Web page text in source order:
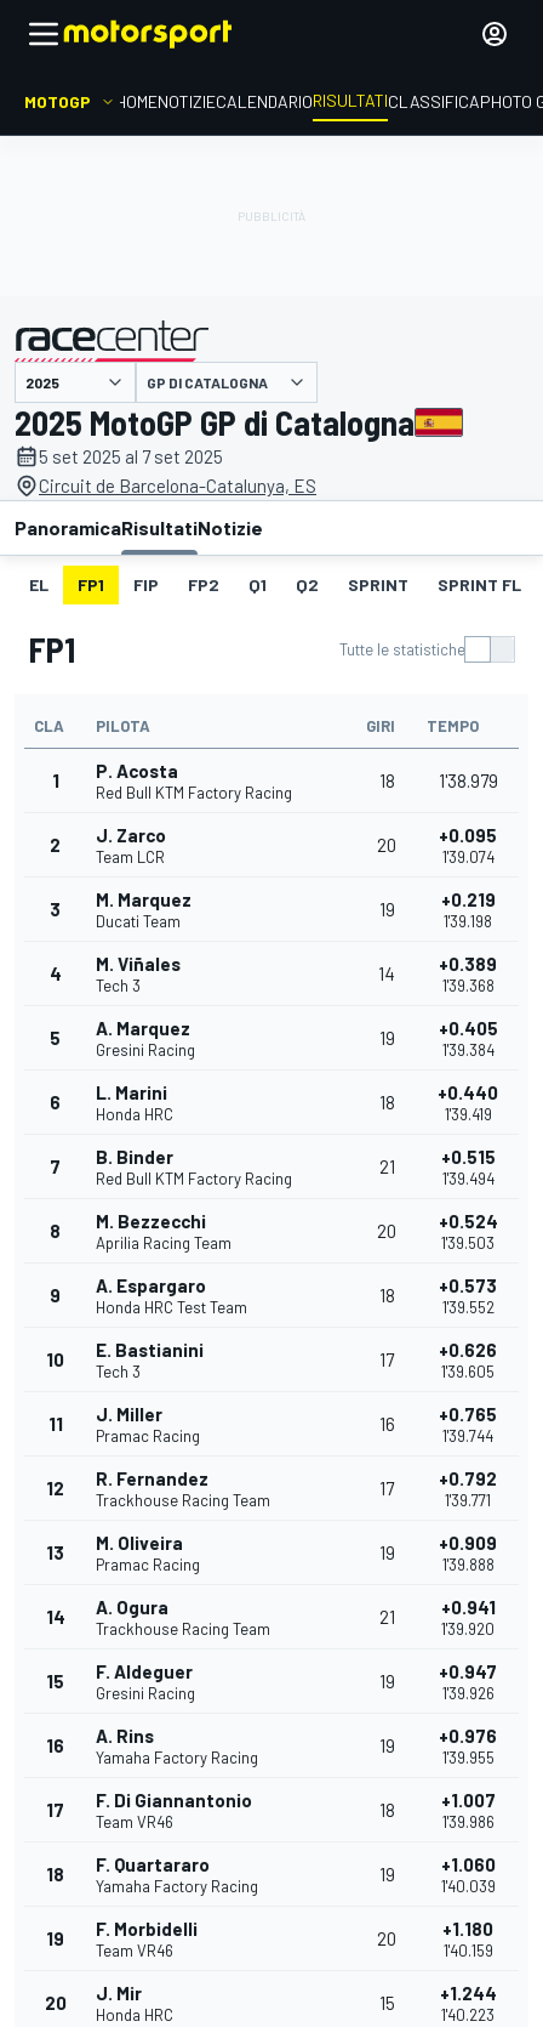
MOTOGP HOMENOTIZIECALENDARIORISULTATICLASSIFICAPHOTO
presentato da GP DI CATALOGNA
2025 MotoGP GP di Catalogna
5 set 2025 al 7 set 2025
Circuit de Barcelona-Catalunya, ES
PanoramicaRisultatiNotizie
EL FP1 FIP FP2 Q1 Q2 SPRINT SPRINT FL
FP1 Tutte le statistiche
CLA PILOTA GIRI TEMPO
1 P. Acosta
Red Bull KTM Factory Racing
18 1'38.979
2 J. Zarco
Team LCR
20 +0.095
1'39.074
3 M. Marquez
Ducati Team
19 +0.219
1'39.198
4 M. Viñales
Tech 3
14 +0.389
1'39.368
5 A. Marquez
Gresini Racing
19 +0.405
1'39.384
6 L. Marini
Honda HRC
18 +0.440
1'39.419
7 B. Binder
Red Bull KTM Factory Racing
21 +0.515
1'39.494
8 M. Bezzecchi
Aprilia Racing Team
20 +0.524
1'39.503
9 A. Espargaro
Honda HRC Test Team
18 +0.573
1'39.552
10 E. Bastianini
Tech 3
17 +0.626
1'39.605
11 J. Miller
Pramac Racing
16 +0.765
1'39.744
12 R. Fernandez
Trackhouse Racing Team
17 +0.792
1'39.771
13 M. Oliveira
Pramac Racing
19 +0.909
1'39.888
14 A. Ogura
Trackhouse Racing Team
21 +0.941
1'39.920
15 F. Aldeguer
Gresini Racing
19 +0.947
1'39.926
16 A. Rins
Yamaha Factory Racing
19 +0.976
1'39.955
17 F. Di Giannantonio
Team VR46
18 +1.007
1'39.986
18 F. Quartararo
Yamaha Factory Racing
19 +1.060
1'40.039
19 F. Morbidelli
Team VR46
20 +1.180
1'40.159
20 J. Mir
Honda HRC
15 +1.244
1'40.223